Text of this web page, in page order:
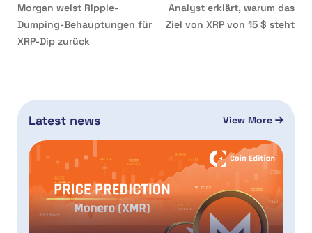
Morgan weist Ripple-
Dumping-Behauptungen für
XRP-Dip zurück
Analyst erklärt, warum das
Ziel von XRP von 15 $ steht
Latest news View More